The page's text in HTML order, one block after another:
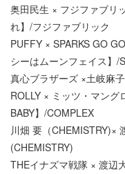
奥田民生 × フジファブリ
れ】/フジファブリック
PUFFY × SPARKS GO
シーはムーンフェイス】/
真心ブラザーズ ×土岐麻
ROLLY × ミッツ・マン
BABY】/COMPLEX
川畑 要（CHEMISTRY)×
(CHEMISTRY)
THEイナズマ戦隊 × 渡辺